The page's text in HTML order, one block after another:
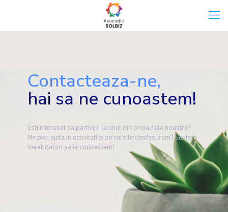
Contacteaza-ne,
hai sa ne cunoastem!
Esti interesat sa participi la unul din proiectele noastre?
Ne poti ajuta in activitatile pe care le desfasuram? Suntem
nerabdatori sa te cunoastem!